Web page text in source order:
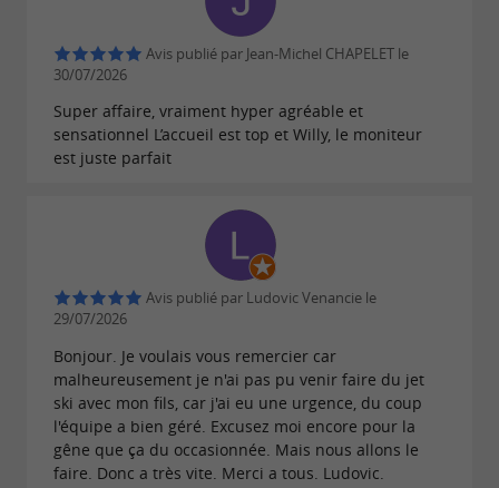
l'amusement de chacun, pour un souvenir
inoubliable à Socoa.
Packages multi-activités et événements
Envie de varier les plaisirs ? PARAL'aile propose
packs combinés : Jetski + Bouée, ou
encore Jetski + Quad et Jetski + Rafting
accueille aussi les groupes pour vos séminaires,
EVJF/EVG, anniversaires ou activités incentive,
avec des formules personnalisées et sur-mesure
pour des moments mémorables sur la côte
Avis publié par Jean-Michel CHAPELET le
30/07/2026
Super affaire, vraiment hyper agréable et
sensationnel L’accueil est top et Willy, le moniteur
est juste parfait
Avis publié par Ludovic Venancie le
29/07/2026
Bonjour. Je voulais vous remercier car
malheureusement je n'ai pas pu venir faire du jet
ski avec mon fils, car j'ai eu une urgence, du coup
l'équipe a bien géré. Excusez moi encore pour la
gêne que ça du occasionnée. Mais nous allons le
faire. Donc a très vite. Merci a tous. Ludovic.